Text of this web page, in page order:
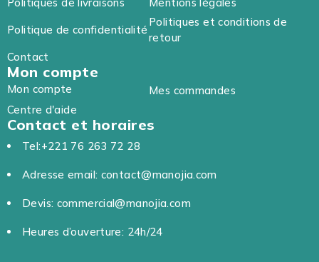
Politique de confidentialité
Politiques et conditions de
retour
Contact
Mon compte
Mon compte
Mes commandes
Centre d'aide
Contact et horaires
Tel:+221 76 263 72 28
Adresse email: contact@manojia.com
Devis: commercial@manojia.com
Heures d’ouverture: 24h/24